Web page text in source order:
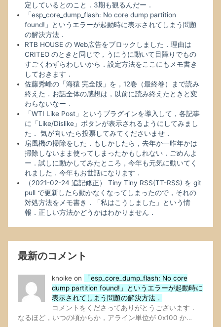
定しているとのこと．3期も観るんだー．
「esp_core_dump_flash: No core dump partition
found!」というエラーが起動時に表示されてしまう問題
の解決方法．
RTB HOUSE の Web広告をブロックしました．理由は
CRITEO のときと同じで，うにうに動いて目障りでもの
すごくわずらわしいから．設定方法をここにもメモ書き
しておきます．
佐藤秀峰の「海猿 完全版」を，12巻（最終巻）まで読み
終えた．お話全体の感想は，以前に読み終えたときと変
わらないなー．
「WTI Like Post」というプラグインを導入して，各記事
に「Like/Dislike」ボタンが表示されるようにしてみまし
た． 気が向いたら投票してみてくださいませ．
扇風機の掃除をした．もしかしたら，去年か一昨年かは
掃除しないまま使ってしまったかもしれない．ごめんよ
ー．試しに動かしてみたところ，今年も元気に動いてく
れました．今年もお世話になります．
（2021-02-24 追記修正） Tiny Tiny RSS(TT-RSS) を git
pull で更新したら動かなくなってしまったので，それの
対処方法をメモ書き．「私はこうしました」という情
報．正しい方法かどうかはわかりません．
最新のコメント
knoike on
「esp_core_dump_flash: No core
dump partition found!」というエラーが起動時に
表示されてしまう問題の解決方法．
コメントをくださってありがとうございます．
なるほど，いつの頃からか，アライン単位が 0x100 か…